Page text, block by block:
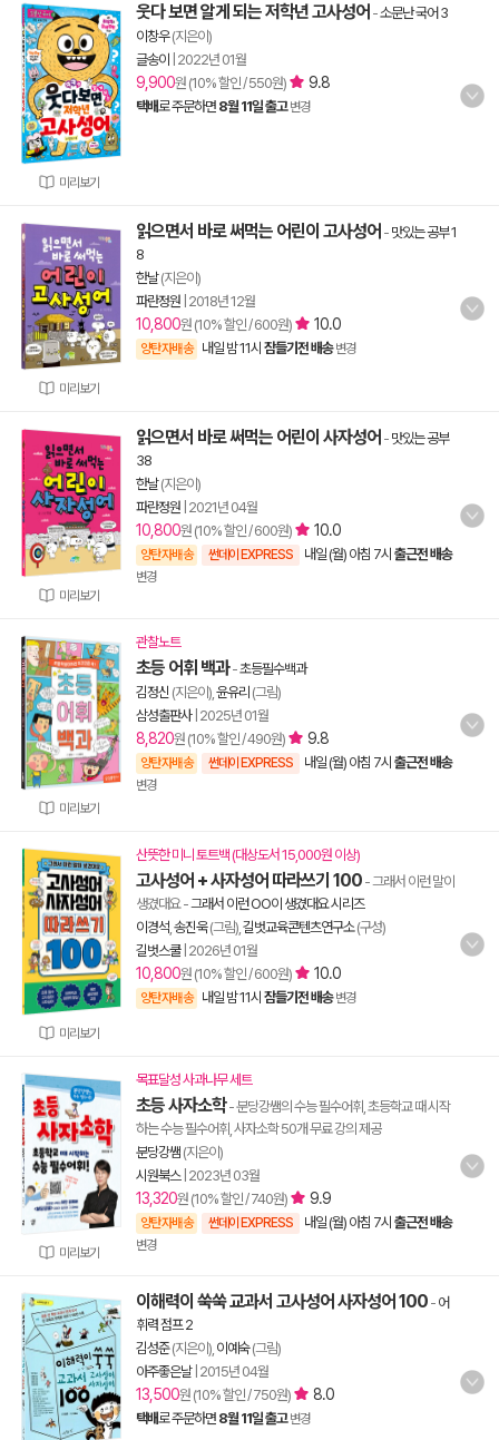
미리보기
웃다 보면 알게 되는 저학년 고사성어 -소문난 국어 3
이창우(지은이)
글송이
2022년 01월
9,900원 (10% 할인 / 550원) 9.8
택배로 주문하면 8월 11일 출고 변경
미리보기
읽으면서 바로 써먹는 어린이 고사성어 - 맛있는 공부 1
8
한날(지은이)
파란정원 2018년 12월
10,800원 (10% 할인 / 600원) 10.0
양탄자배송 내일 밤 11시 잠들기전 배송 변경
미리보기
읽으면서 바로 써먹는 어린이 사자성어 - 맛있는 공부
38
한날(지은이)
파란정원 2021년 04월
10,800원 (10% 할인 / 600원) 10.0
양탄자배송 썬데이 EXPRESS 내일 (월) 아침 7시 출근전 배송
변경
미리보기
관찰노트
초등 어휘 백과-초등필수백과
김정신 (지은이), 윤유리 (그림)
삼성출판사| 2025년 01월
8,820원 (10% 할인 / 490원) 9.8
양탄자배송 썬데이 EXPRESS 내일 (월) 아침 7시 출근전 배송
변경
미리보기
산뜻한 미니 토트백 (대상도서 15,000원 이상)
고사성어 + 사자성어 따라쓰기 100 - 그래서 이런 말이
생겼대요-그래서 이런 OO이 생겼대요 시리즈
이경석 송진욱(그림), 길벗교육콘텐츠연구소(구성)
길벗스쿨| 2026년 01월
10,800원 (10% 할인 / 600원) 10.0
양탄자배송 내일 밤 11시 잠들기전 배송 변경
미리보기
목표달성 사과나무 세트
초등 사자소학- 분당강쌤의 수능 필수어휘, 초등학교 때 시작
하는 수능 필수어휘, 사자소학 50개 무료 강의 제공
분당강쌤 (지은이)
시원북스| 2023년 03월
13,320원 (10% 할인 / 740원) 9.9
양탄자배송 썬데이 EXPRESS 내일 (월) 아침 7시 출근전 배송
변경
이해력이 쑥쑥 교과서 고사성어 사자성어 100 - 어
휘력 점프 2
김성준(지은이), 이예숙(그림)
아주좋은날| 2015년 04월
13,500원 (10% 할인 / 750원) 8.0
택배로 주문하면 8월 11일 출고 변경